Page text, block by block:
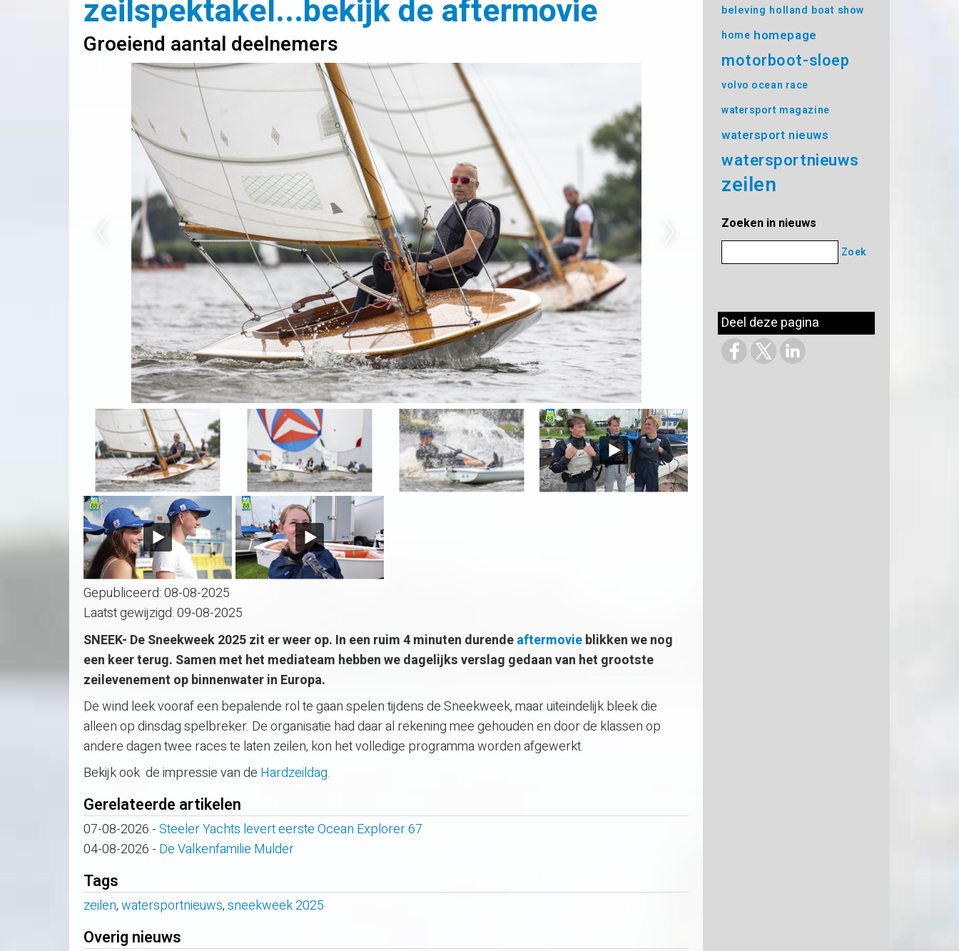
zeilspektakel...bekijk de aftermovie
Groeiend aantal deelnemers
Gepubliceerd:08-08-2025
Laatst gewijzigd:09-08-2025
SNEEK- De Sneekweek 2025 zit er weer op. In een ruim 4 minuten durendeaftermovieblikken we nog
een keer terug. Samen met het mediateam hebben we dagelijks verslag gedaan van het grootste
zeilevenement op binnenwater in Europa.
De wind leek vooraf een bepalende rol te gaan spelen tijdens de Sneekweek, maar uiteindelijk bleek die
alleen op dinsdag spelbreker. De organisatie had daar al rekening mee gehouden en door de klassen op
andere dagen twee races te laten zeilen, kon het volledige programma worden afgewerkt.
Bekijk ook de impressie van de Hardzeildag.
Gerelateerde artikelen
07-08-2026 -Steeler Yachts levert eerste Ocean Explorer 67
04-08-2026 - De Valkenfamilie Mulder
Tags
zeilen,watersportnieuws,sneekweek 2025
Overig nieuws
beleving holland boat show
home homepage
motorboot-sloep
volvo ocean race
watersport magazine
watersport nieuws
watersportnieuws
zeilen
Zoeken in nieuws
Zoek
Deel deze pagina